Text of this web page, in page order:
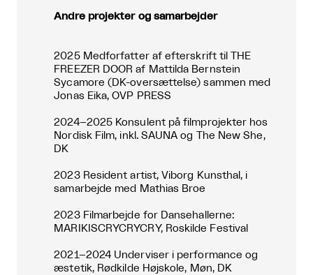
Andre projekter og samarbejder
2025 Medforfatter af efterskrift til THE
FREEZER DOOR af Mattilda Bernstein
Sycamore (DK-oversættelse) sammen med
Jonas Eika, OVP PRESS
2024–2025 Konsulent på filmprojekter hos
Nordisk Film, inkl. SAUNA og The New She,
DK
2023 Resident artist, Viborg Kunsthal, i
samarbejde med Mathias Broe
2023 Filmarbejde for Dansehallerne:
MARIKISCRYCRYCRY, Roskilde Festival
2021–2024 Underviser i performance og
æstetik, Rødkilde Højskole, Møn, DK